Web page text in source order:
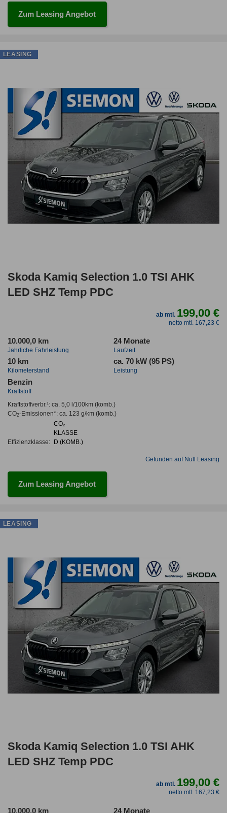
Zum Leasing Angebot
Skoda Kamiq Selection 1.0 TSI AHK
LED SHZ Temp PDC
ab mtl. 199,00 €
netto mtl. 167,23 €
10.000,0 km
Jahrliche Fahrleistung
24 Monate
Laufzeit
10 km
Kilometerstand
ca. 70 kW (95 PS)
Leistung
Benzin
Kraftstoff
Kraftstoffverbr.¹: ca. 5,0 l/100km(komb.)
CO2-Emissionen*: ca. 123 g/km(komb.)
Effizienzklasse:
CO₂-
KLASSE
D (KOMB.)
Gefunden auf Null Leasing
Zum Leasing Angebot
LEASING
Skoda Kamiq Selection 1.0 TSI AHK
LED SHZ Temp PDC
ab mtl. 199,00 €
netto mtl. 167,23 €
10.000,0 km 24 Monate
LEASING